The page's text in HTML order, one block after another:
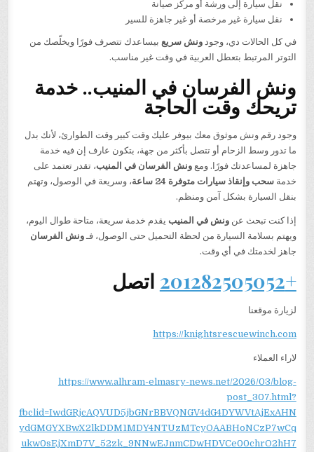
نقل سيارة إلى ورشة أو مركز صيانة
نقل سيارة غير مرخصة أو غير جاهزة للسير
في كل الحالات دي، وجودونش سريع بيساعدك تتصرف فورًا ويخلّصك من
التوتر المرتبط بتعطل العربية في وقت غير مناسب.
ونش الفرسان في المنيب.. خدمة
تريحك وقت الحاجة
وجود رقم ونش موثوق معك بيوفر عليك وقت كبير وقت الطوارئ، لأنك بدل
ما تدور وسط الزحام أو تتصل بأكثر من جهة، بتكون عارف إن فيه خدمة
جاهزة لمساعدتك فورًا. ومعونش الفرسان في المنيب، تقدر تعتمد على
خدمةسحب وإنقاذ سيارات متوفرة 24 ساعة
، وسريعة في الوصول، وتهتم
بنقل السيارة بشكل آمن ومنظم.
إذا كنت تبحث عنونش في المنيب يقدم خدمة سريعة، متاحة طوال اليوم،
ويهتم بسلامة السيارة من لحظة التحميل حتى الوصول، فـونش الفرسان
جاهز لخدمتك في أي وقت.
+201282505052 اتصل
لزيارة موقعنا
https://knightsrescuewinch.com
لاراء العملاء
https://www.alhram-elmasry-news.net/2026/03/blog-
post_307.html?
fbclid=IwdGRjcAQVUD5jbGNrBBVQNGV4dG4DYWVtAjExAHN
ydGMGYXBwX2lkDDM1MDY4NTUzMTcyOAABHoNCzP7wCq
ukw0sEjXmD7V_52zk_9NNwEJnmCDwHDVCe00chrO2hH7